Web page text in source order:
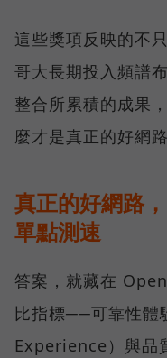
這些獎項反映的不
哥大長期投入頻譜
整合所累積的成果
麼才是真正的好網
真正的好網路
單點測速
答案，就藏在
比指標──可靠性
Experience）與品